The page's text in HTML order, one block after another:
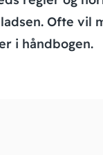
Ofte vil
i håndbogen.